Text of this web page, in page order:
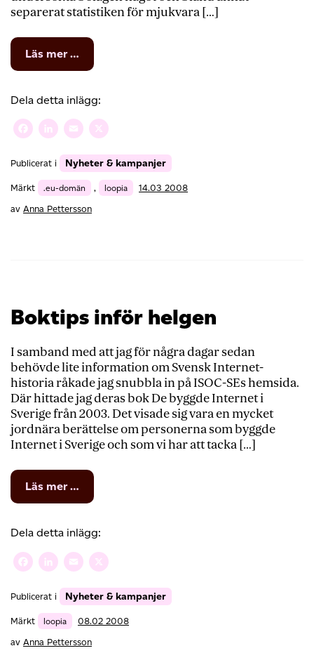
separerat statistiken för mjukvara […]
Läs mer …
Loopia
stora
vida
världen
Dela detta inlägg:
Facebook
LinkedIn
Email
Publicerat i Nyheter & kampanjer
Märkt .eu-domän , loopia
14.03 2008
av Anna Pettersson
Boktips inför helgen
I samband med att jag för några dagar sedan
behövde lite information om Svensk Internet-
historia råkade jag snubbla in på ISOC-SEs hemsida.
Där hittade jag deras bok De byggde Internet i
Sverige från 2003. Det visade sig vara en mycket
jordnära berättelse om personerna som byggde
Internet i Sverige och som vi har att tacka […]
Läs mer …
Boktips
helgen
Dela detta inlägg:
Facebook
LinkedIn
Email
Publicerat i Nyheter & kampanjer
Märkt loopia
08.02 2008
av Anna Pettersson